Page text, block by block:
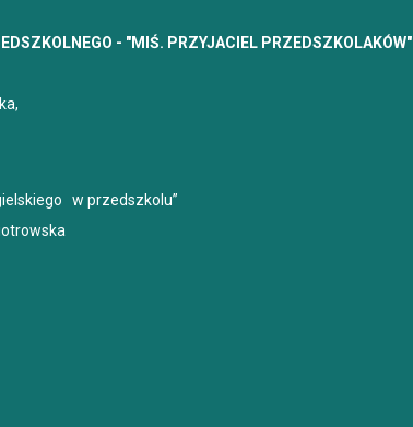
- "MIŚ. PRZYJACIEL PRZEDSZKOLAKÓW"
w przedszkolu”